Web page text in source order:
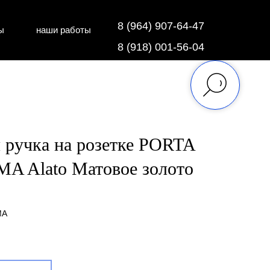
напольные покрытия8 (918) 001-56-04
наши работы 8 (964) 907-64-47
на розетке PORTA
Alato Матовое золото